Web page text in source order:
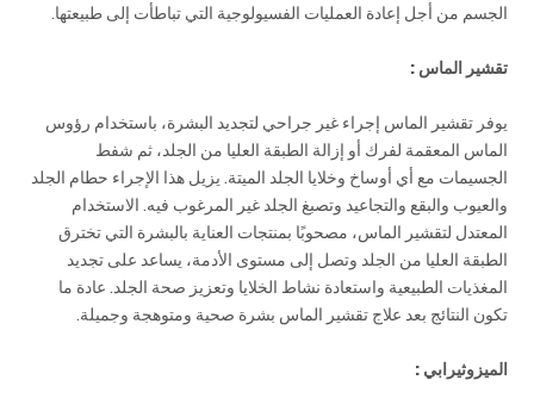
الجسم من أجل إعادة العمليات الفسيولوجية التي تباطأت إلى طبيعتها.
تقشير الماس :
يوفر تقشير الماس إجراء غير جراحي لتجديد البشرة، باستخدام رؤوس
الماس المعقمة لفرك أو إزالة الطبقة العليا من الجلد، ثم شفط
الجسيمات مع أي أوساخ وخلايا الجلد الميتة. يزيل هذا الإجراء حطام الجلد
والعيوب والبقع والتجاعيد وتصبغ الجلد غير المرغوب فيه. الاستخدام
المعتدل لتقشير الماس، مصحوبًا بمنتجات العناية بالبشرة التي تخترق
الطبقة العليا من الجلد وتصل إلى مستوى الأدمة، يساعد على تجديد
المغذيات الطبيعية واستعادة نشاط الخلايا وتعزيز صحة الجلد. عادة ما
تكون النتائج بعد علاج تقشير الماس بشرة صحية ومتوهجة وجميلة.
الميزوثيرابي :